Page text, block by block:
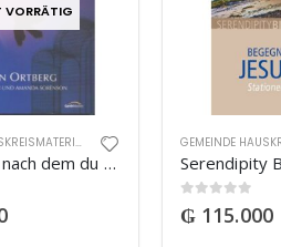
VORRÄTIG
GEMEINDE HAUSKREISMATERIAL
Das Leben nach dem du dich sehnst – Leiterhandbuch
0out of 5
₲ 115.000